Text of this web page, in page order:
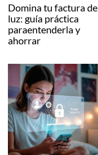
Domina tu factura de
luz: guía práctica
paraentenderla y
ahorrar